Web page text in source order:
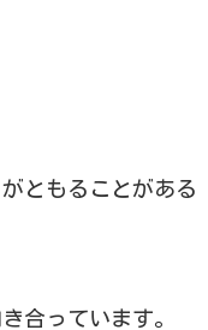
ともることがある
合っています。